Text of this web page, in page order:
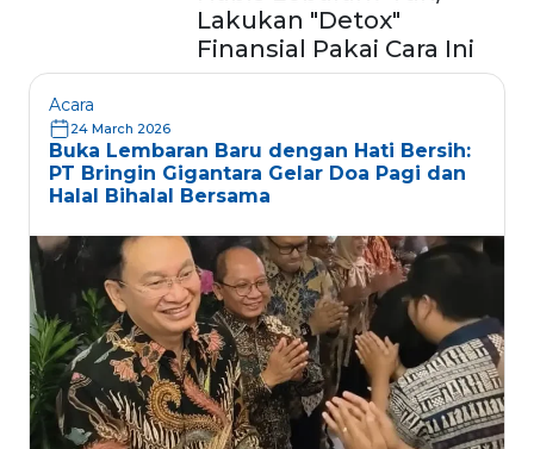
Lakukan "Detox"
Finansial Pakai Cara Ini
Acara
24 March 2026
Buka Lembaran Baru dengan Hati Bersih:
PT Bringin Gigantara Gelar Doa Pagi dan
Halal Bihalal Bersama